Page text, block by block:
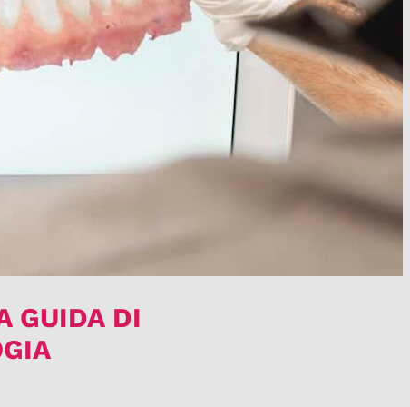
GUIDA DI